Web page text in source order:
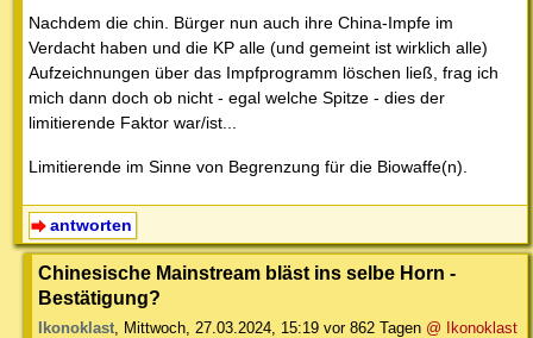
Nachdem die chin. Bürger nun auch ihre China-Impfe im
Verdacht haben und die KP alle (und gemeint ist wirklich alle)
Aufzeichnungen über das Impfprogramm löschen ließ, frag ich
mich dann doch ob nicht - egal welche Spitze - dies der
limitierende Faktor war/ist...
Limitierende im Sinne von Begrenzung für die Biowaffe(n).
antworten
Chinesische Mainstream bläst ins selbe Horn -
Bestätigung?
Ikonoklast Mittwoch, 27.03.2024, 15:19 vor 862 Tagen @ Ikonoklast